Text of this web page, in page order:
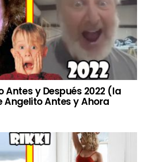
Antes y Después 2022 (la
Angelito Antes y Ahora